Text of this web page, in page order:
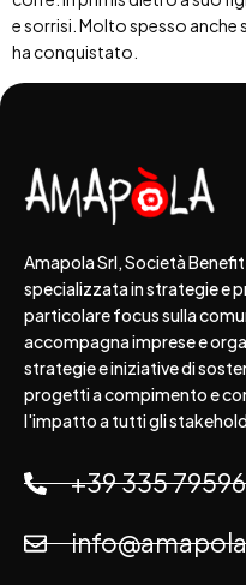
e sorrisi. Molto spesso anche
ha conquistato.
Amapola Srl, Società
specializzata in strategie e
particolare focus sulla
accompagna imprese e
strategie e iniziative di
progetti a compimento e
l'impatto a tutti gli
+39 335